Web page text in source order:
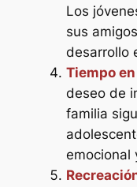
Los
sus
desarrollo
Tiempo
deseo de
familia
emocional